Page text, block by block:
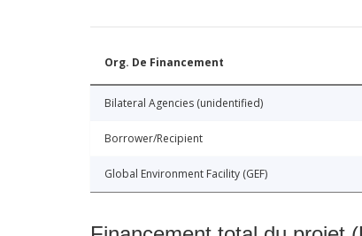
Org. De Financement
Bilateral Agencies (unidentified)
Borrower/Recipient
Global Environment Facility (GEF)